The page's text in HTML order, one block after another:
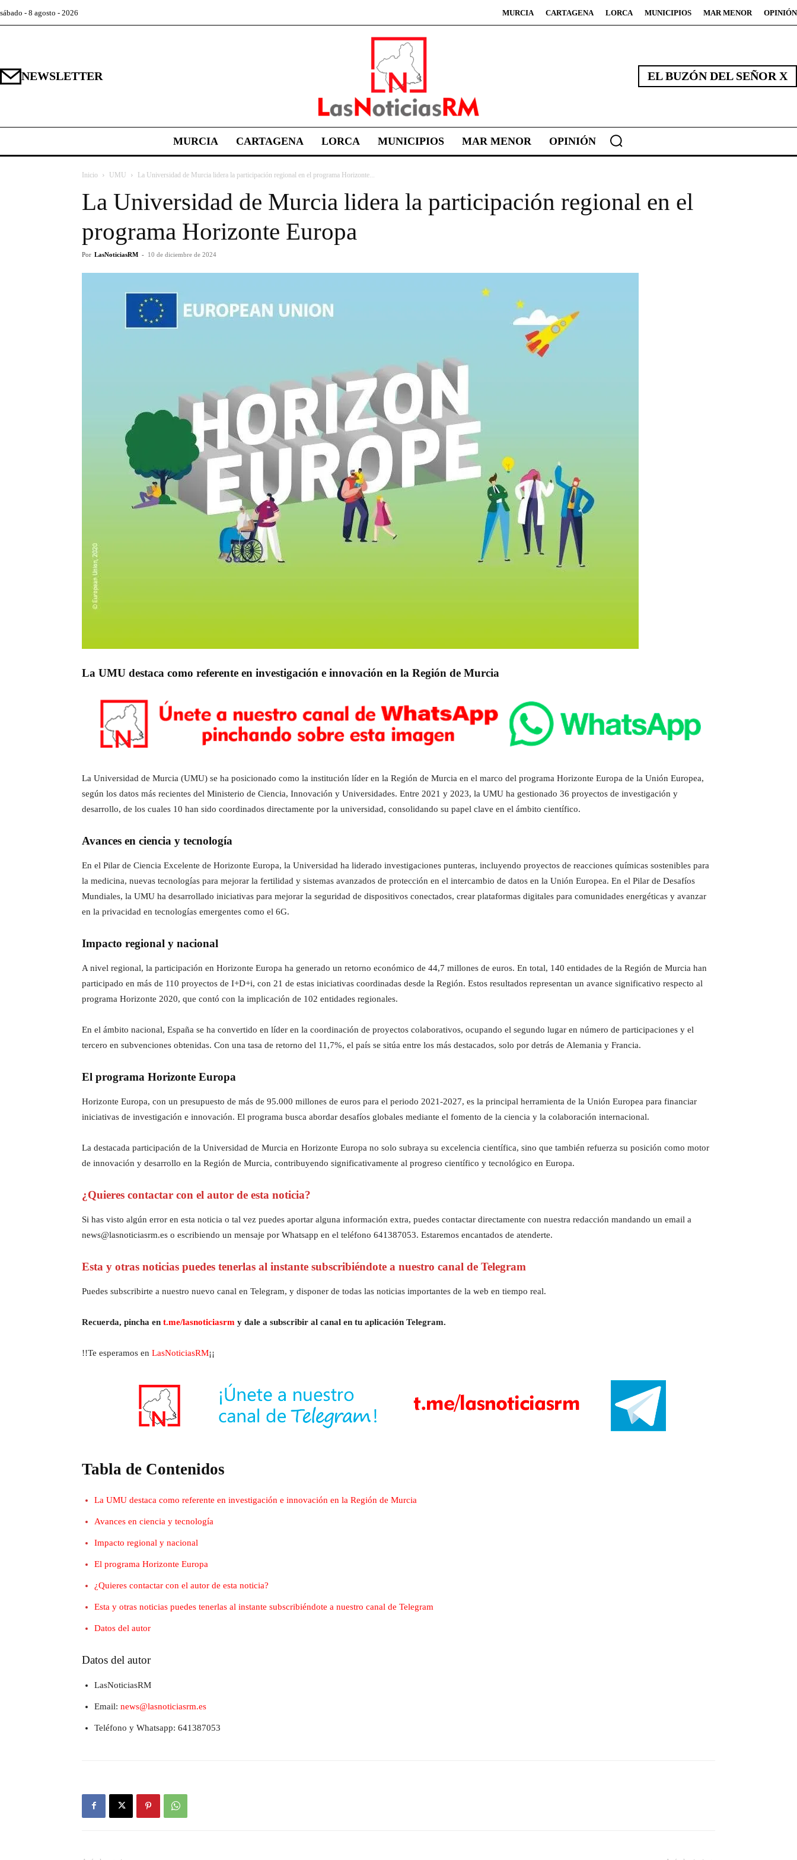
sábado - 8 agosto - 2026 MURCIA CARTAGENA LORCA MUNICIPIOS MAR MENOR OPINIÓN
NEWSLETTER EL BUZÓN DEL SEÑOR X
MURCIA CARTAGENA LORCA MUNICIPIOS MAR MENOR OPINIÓN
Inicio UMU La Universidad de Murcia lidera la participación regional en el programa Horizonte...
La Universidad de Murcia lidera la participación regional en el
programa Horizonte Europa
Por LasNoticiasRM - 10 de diciembre de 2024
La UMU destaca como referente en investigación e innovación en la Región de Murcia
La Universidad de Murcia (UMU) se ha posicionado como la institución líder en la Región de Murcia en el marco del programa Horizonte Europa de la Unión Europea,
según los datos más recientes del Ministerio de Ciencia, Innovación y Universidades. Entre 2021 y 2023, la UMU ha gestionado 36 proyectos de investigación y
desarrollo, de los cuales 10 han sido coordinados directamente por la universidad, consolidando su papel clave en el ámbito científico.
Avances en ciencia y tecnología
En el Pilar de Ciencia Excelente de Horizonte Europa, la Universidad ha liderado investigaciones punteras, incluyendo proyectos de reacciones químicas sostenibles para
la medicina, nuevas tecnologías para mejorar la fertilidad y sistemas avanzados de protección en el intercambio de datos en la Unión Europea. En el Pilar de Desafíos
Mundiales, la UMU ha desarrollado iniciativas para mejorar la seguridad de dispositivos conectados, crear plataformas digitales para comunidades energéticas y avanzar
en la privacidad en tecnologías emergentes como el 6G.
Impacto regional y nacional
A nivel regional, la participación en Horizonte Europa ha generado un retorno económico de 44,7 millones de euros. En total, 140 entidades de la Región de Murcia han
participado en más de 110 proyectos de I+D+i, con 21 de estas iniciativas coordinadas desde la Región. Estos resultados representan un avance significativo respecto al
programa Horizonte 2020, que contó con la implicación de 102 entidades regionales.
En el ámbito nacional, España se ha convertido en líder en la coordinación de proyectos colaborativos, ocupando el segundo lugar en número de participaciones y el
tercero en subvenciones obtenidas. Con una tasa de retorno del 11,7%, el país se sitúa entre los más destacados, solo por detrás de Alemania y Francia.
El programa Horizonte Europa
Horizonte Europa, con un presupuesto de más de 95.000 millones de euros para el periodo 2021-2027, es la principal herramienta de la Unión Europea para financiar
iniciativas de investigación e innovación. El programa busca abordar desafíos globales mediante el fomento de la ciencia y la colaboración internacional.
La destacada participación de la Universidad de Murcia en Horizonte Europa no solo subraya su excelencia científica, sino que también refuerza su posición como motor
de innovación y desarrollo en la Región de Murcia, contribuyendo significativamente al progreso científico y tecnológico en Europa.
¿Quieres contactar con el autor de esta noticia?
Si has visto algún error en esta noticia o tal vez puedes aportar alguna información extra, puedes contactar directamente con nuestra redacción mandando un email a
news@lasnoticiasrm.es o escribiendo un mensaje por Whatsapp en el teléfono 641387053. Estaremos encantados de atenderte.
Esta y otras noticias puedes tenerlas al instante subscribiéndote a nuestro canal de Telegram
Puedes subscribirte a nuestro nuevo canal en Telegram, y disponer de todas las noticias importantes de la web en tiempo real.
Recuerda, pincha en t.me/lasnoticiasrm y dale a subscribir al canal en tu aplicación Telegram.
!!Te esperamos en LasNoticiasRM¡¡
Tabla de Contenidos
La UMU destaca como referente en investigación e innovación en la Región de Murcia
Avances en ciencia y tecnología
Impacto regional y nacional
El programa Horizonte Europa
¿Quieres contactar con el autor de esta noticia?
Esta y otras noticias puedes tenerlas al instante subscribiéndote a nuestro canal de Telegram
Datos del autor
Datos del autor
LasNoticiasRM
Email: news@lasnoticiasrm.es
Teléfono y Whatsapp: 641387053